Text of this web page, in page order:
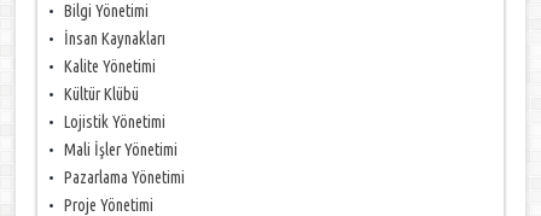
Bilgi Yönetimi
İnsan Kaynakları
Kalite Yönetimi
Kültür Klübü
Lojistik Yönetimi
Mali İşler Yönetimi
Pazarlama Yönetimi
Proje Yönetimi